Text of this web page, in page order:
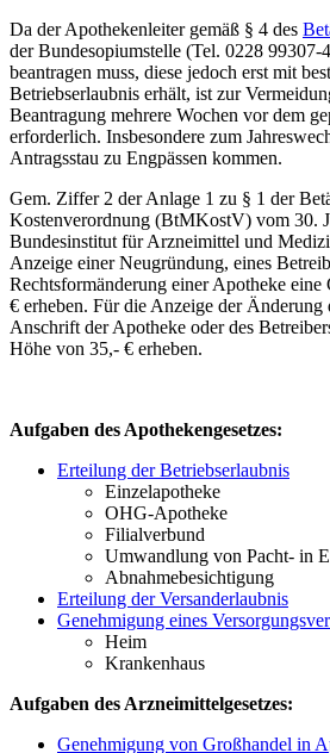
Da der Apothekenleiter gemäß § 4 des
der Bundesopiumstelle (Tel. 0228
beantragen muss, diese jedoch erst mit
Betriebserlaubnis erhält, ist zur
Beantragung mehrere Wochen vor dem
erforderlich. Insbesondere zum
Antragsstau zu Engpässen kommen.
Gem. Ziffer 2 der Anlage 1 zu § 1 der
Kostenverordnung (BtMKostV) vom 30.
Bundesinstitut für Arzneimittel und
Anzeige einer Neugründung, eines
Rechtsformänderung einer Apotheke
€ erheben. Für die Anzeige der Änderung
Anschrift der Apotheke oder des
Höhe von 35,- € erheben.
Aufgaben des Apothekengesetzes:
Erteilung der Betriebserlaubnis
Einzelapotheke
OHG-Apotheke
Filialverbund
Umwandlung von Pacht- in
Abnahmebesichtigung
Erteilung der Versanderlaubnis
Genehmigung eines
Heim
Krankenhaus
Aufgaben des Arzneimittelgesetzes:
Genehmigung von Großhandel in